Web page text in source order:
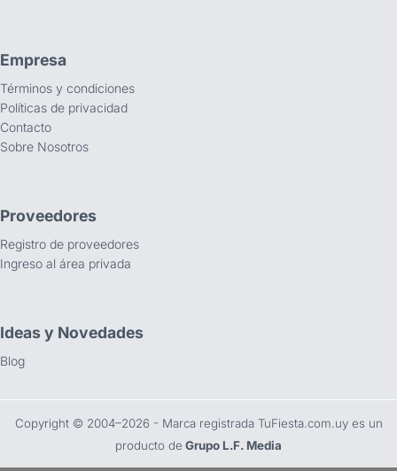
Empresa
Términos y condiciones
Políticas de privacidad
Contacto
Sobre Nosotros
Proveedores
Registro de proveedores
Ingreso al área privada
Ideas y Novedades
Blog
Copyright ©️ 2004–2026 - Marca registrada TuFiesta.com.uy es un
producto de Grupo L.F. Media